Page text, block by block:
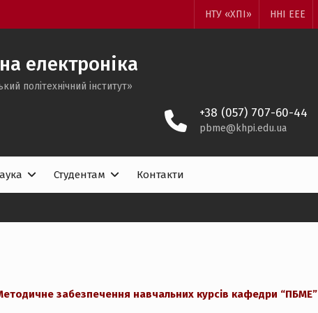
НТУ «ХПІ» ННІ ЕЕЕ
електроніка
політехнічний інститут»
+38 (057) 707-60-44
pbme@khpi.edu.ua
Студентам Контакти
забезпечення навчальних курсів кафедри “ПБМЕ”